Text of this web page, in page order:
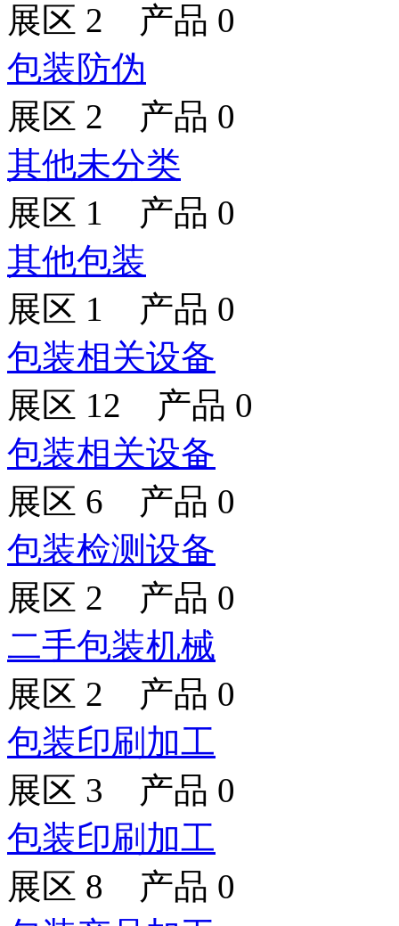
展区 2 产品 0
包装防伪
展区 2 产品 0
其他未分类
展区 1 产品 0
其他包装
展区 1 产品 0
包装相关设备
展区 12 产品 0
包装相关设备
展区 6 产品 0
包装检测设备
展区 2 产品 0
二手包装机械
展区 2 产品 0
包装印刷加工
展区 3 产品 0
包装印刷加工
展区 8 产品 0